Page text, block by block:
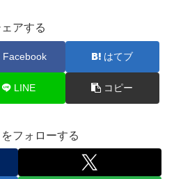
ェアする
Facebook はてブ
LINE コピー
をフォローする